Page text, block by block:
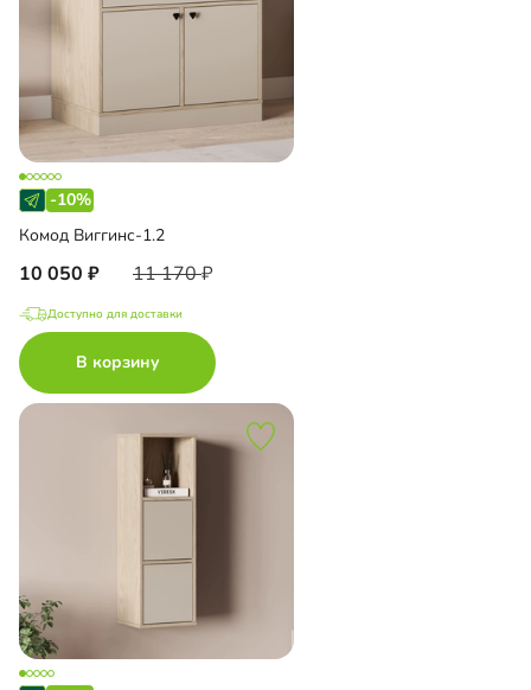
-10%
Комод Виггинс-1.2
10 050 11 170
Доступно для доставки
В корзину